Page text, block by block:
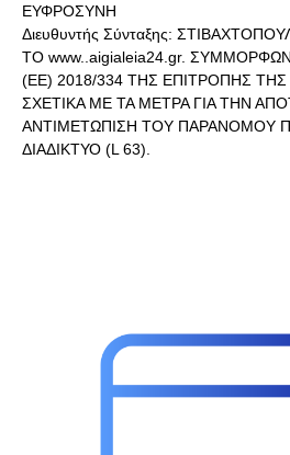
ΕΥΦΡΟΣΥΝΗ
Διευθυντής Σύνταξης:
ΤΟ www..aigialeia24.gr.
(ΕΕ) 2018/334 ΤΗΣ ΕΠΙΤΡΟΠΗΣ
ΣΧΕΤΙΚΑ ΜΕ ΤΑ ΜΕΤΡΑ ΓΙΑ ΤΗΝ
ΑΝΤΙΜΕΤΩΠΙΣΗ ΤΟΥ ΠΑΡΑΝΟΜΟΥ
ΔΙΑΔΙΚΤΥΟ (L 63).